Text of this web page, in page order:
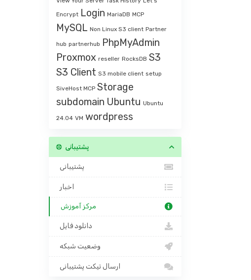
Encrypt Login MariaDB MCP
MySQL Non Linux S3 client Partner
hub partnerhub PhpMyAdmin
Proxmox reseller RocksDB S3
S3 Client S3 mobile client setup
SiveHost MCP Storage
subdomain Ubuntu Ubuntu
24.04 VM wordpress
پشتیبانی
پشتیبانی
اخبار
مرکز آموزش
دانلود فایل
وضعیت شبکه
ارسال تیکت پشتیبانی